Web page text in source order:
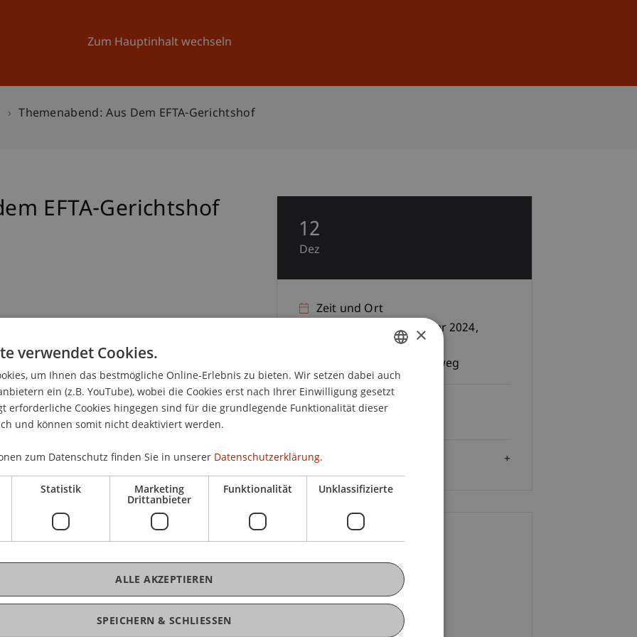
Zum Hauptinhalt wechseln
Universität Aktuelles
Themenabend: Aus Dem EFTA-Gerichtshof
EFTA-Gerichtshof
30-jähriges Bestehen, nachdem er am 1.
hat. Der vom Fürstentum Liechtenstein
wird dieses Jubiläum im Rahmen
Master of Laws (LL.M.) im
an der Universität Liechtenstein aufgreifen und
Arbeitsweise vorstellen. Darüber hinaus
insbesondere solche mit besonderem
näher beleuchten.
Gerichtshof mit Sitz in Luxemburg. Er
Union für Angelegenheiten, welche die
Island, Norwegen) betreffen und setzt sich aus
Gegründet wurde der EFTA-Gerichtshof
über den EWR, um die einheitliche
Island und Norwegen zu gewährleisten.
12
Dez
Zeit und Ort
Donnerstag, 12. Dezember 2024,
Seminarraum S10, Fabrikweg
Gebühren
Zielgruppe
Kontakt
MSc
+423 265 13 32
GERMAN
ENGLISH
×
verwendet Cookies.
um Ihnen das bestmögliche Online-Erlebnis zu bieten. Wir setzen dabei auch
ein (z.B. YouTube), wobei die Cookies erst nach Ihrer Einwilligung gesetzt
erforderliche Cookies hingegen sind für die grundlegende Funktionalität dieser
und können somit nicht deaktiviert werden.
zum Datenschutz finden Sie in unserer Datenschutzerklärung.
Statistik Marketing
Drittanbieter
Funktionalität Unklassifizierte
SPEICHERN & SCHLIESSEN
ALLE AKZEPTIEREN